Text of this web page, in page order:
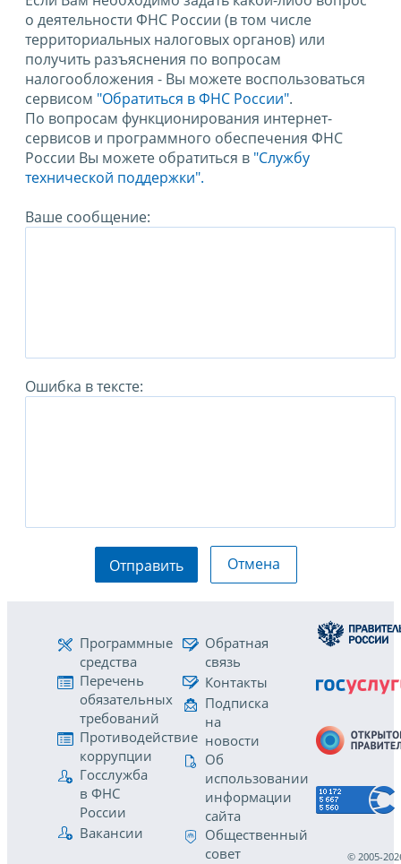
о деятельности ФНС России (в том числе
территориальных налоговых органов) или
получить разъяснения по вопросам
налогообложения - Вы можете воспользоваться
сервисом "Обратиться в ФНС России".
По вопросам функционирования интернет-
сервисов и программного обеспечения ФНС
России Вы можете обратиться в "Службу
технической поддержки".
Ваше сообщение:
Ошибка в тексте:
Отправить Отмена
Программные
средства
Перечень
обязательных
требований
Противодействие
коррупции
Госслужба
в ФНС
России
Вакансии
Обратная
связь
Контакты
Подписка
на
новости
Об
использовании
информации
сайта
Общественный
совет
© 2005-